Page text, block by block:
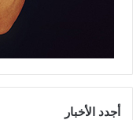
أجدد الأخبار